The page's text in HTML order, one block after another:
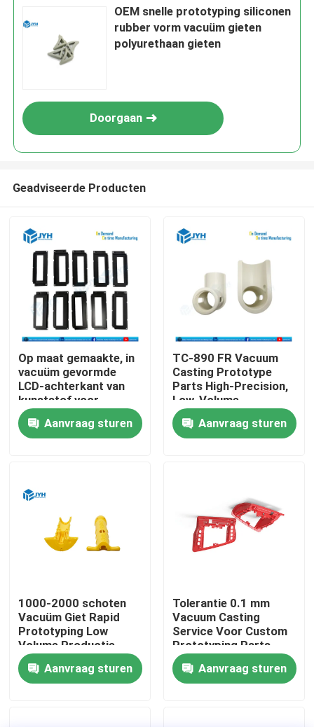
Huis
Diensten
OEM snelle prototyping siliconen
rubber vorm vacuüm gieten
polyurethaan gieten
Doorgaan
Geadviseerde Producten
Op maat gemaakte, in
vacuüm gevormde
LCD-achterkant van
kunststof voor
elektronische
beeldschermen
Aanvraag sturen
TC-890 FR Vacuum
Casting Prototype
Parts High-Precision,
Low-Volume
Production Solutions
Aanvraag sturen
1000-2000 schoten
Vacuüm Giet Rapid
Prototyping Low
Volume Productie
Aanvraag sturen
Tolerantie 0.1 mm
Vacuum Casting
Service Voor Custom
Prototyping Parts
Aanvraag sturen